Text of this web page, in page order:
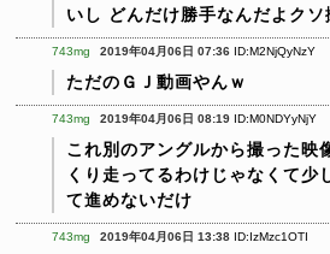
いし どんだけ勝手なんだよクソ
743mg 2019年04月06日 07:36 ID:M2NjQyNzY
ただのＧＪ動画やんｗ
743mg 2019年04月06日 08:19 ID:M0NDYyNjY
これ別のアングルから撮った映
くり走ってるわけじゃなくて少
て進めないだけ
743mg 2019年04月06日 13:38 ID:IzMzc1OTI